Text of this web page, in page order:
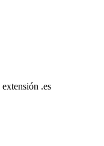
.es